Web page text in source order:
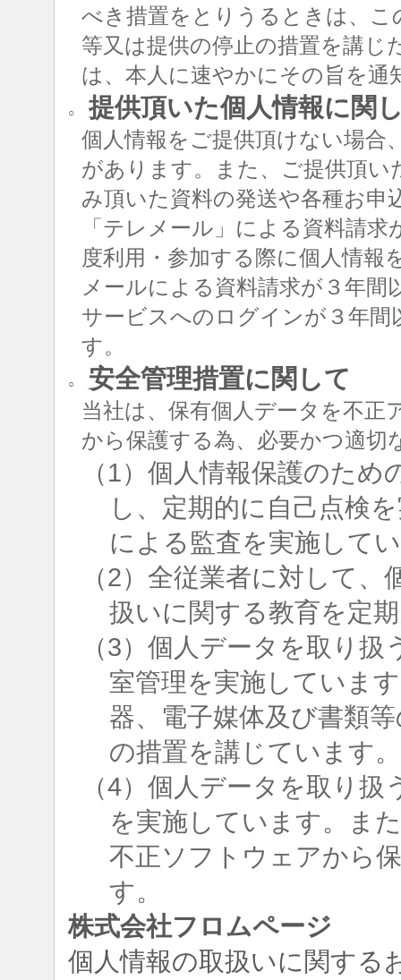
べき措置をとりうるときは、
等又は提供の停止の措置を講
は、本人に速やかにその旨を通
○ 提供頂いた個人情報に関
個人情報をご提供頂けない場合
があります。また、ご提供頂い
み頂いた資料の発送や各種お
「テレメール」による資料請
度利用・参加する際に個人情
メールによる資料請求が３年間
サービスへのログインが３年間
す。
○ 安全管理措置に関して
当社は、保有個人データを不正
から保護する為、必要かつ適切
（1）個人情報保護のた
し、定期的に自己点検
による監査を実施して
（2）全従業者に対して
扱いに関する教育を定
（3）個人データを取り
室管理を実施していま
器、電子媒体及び書類
の措置を講じています。
（4）個人データを取り
を実施しています。ま
不正ソフトウェアから
す。
株式会社フロムページ
個人情報の取扱いに関する